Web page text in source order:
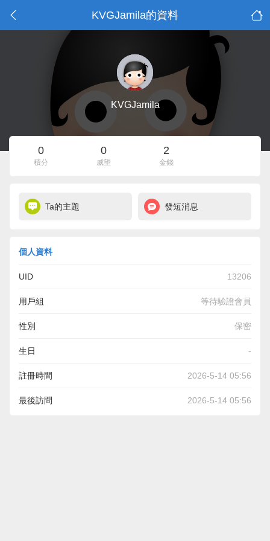
KVGJamila的資料
KVGJamila
0
積分
0
威望
2
金錢
Ta的主題 發短消息
個人資料
UID 13206
用戶組 等待驗證會員
性別 保密
生日 -
註冊時間 2026-5-14 05:56
最後訪問 2026-5-14 05:56